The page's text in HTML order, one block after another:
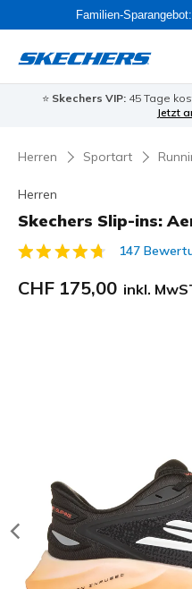
Familien-Sparangebot:
⭐ Skechers VIP:45 Tage
Jetzt
Herren Sportart
Herren
Skechers Slip-ins:
5 von 5 147
CHF 175,00 inkl.